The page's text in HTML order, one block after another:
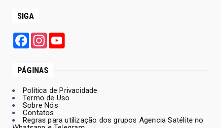
SIGA
FacebookInstagram
PÁGINAS
Política de Privacidade
Termo de Uso
Sobre Nós
Contatos
Regras para utilização dos grupos Agencia Satélite no